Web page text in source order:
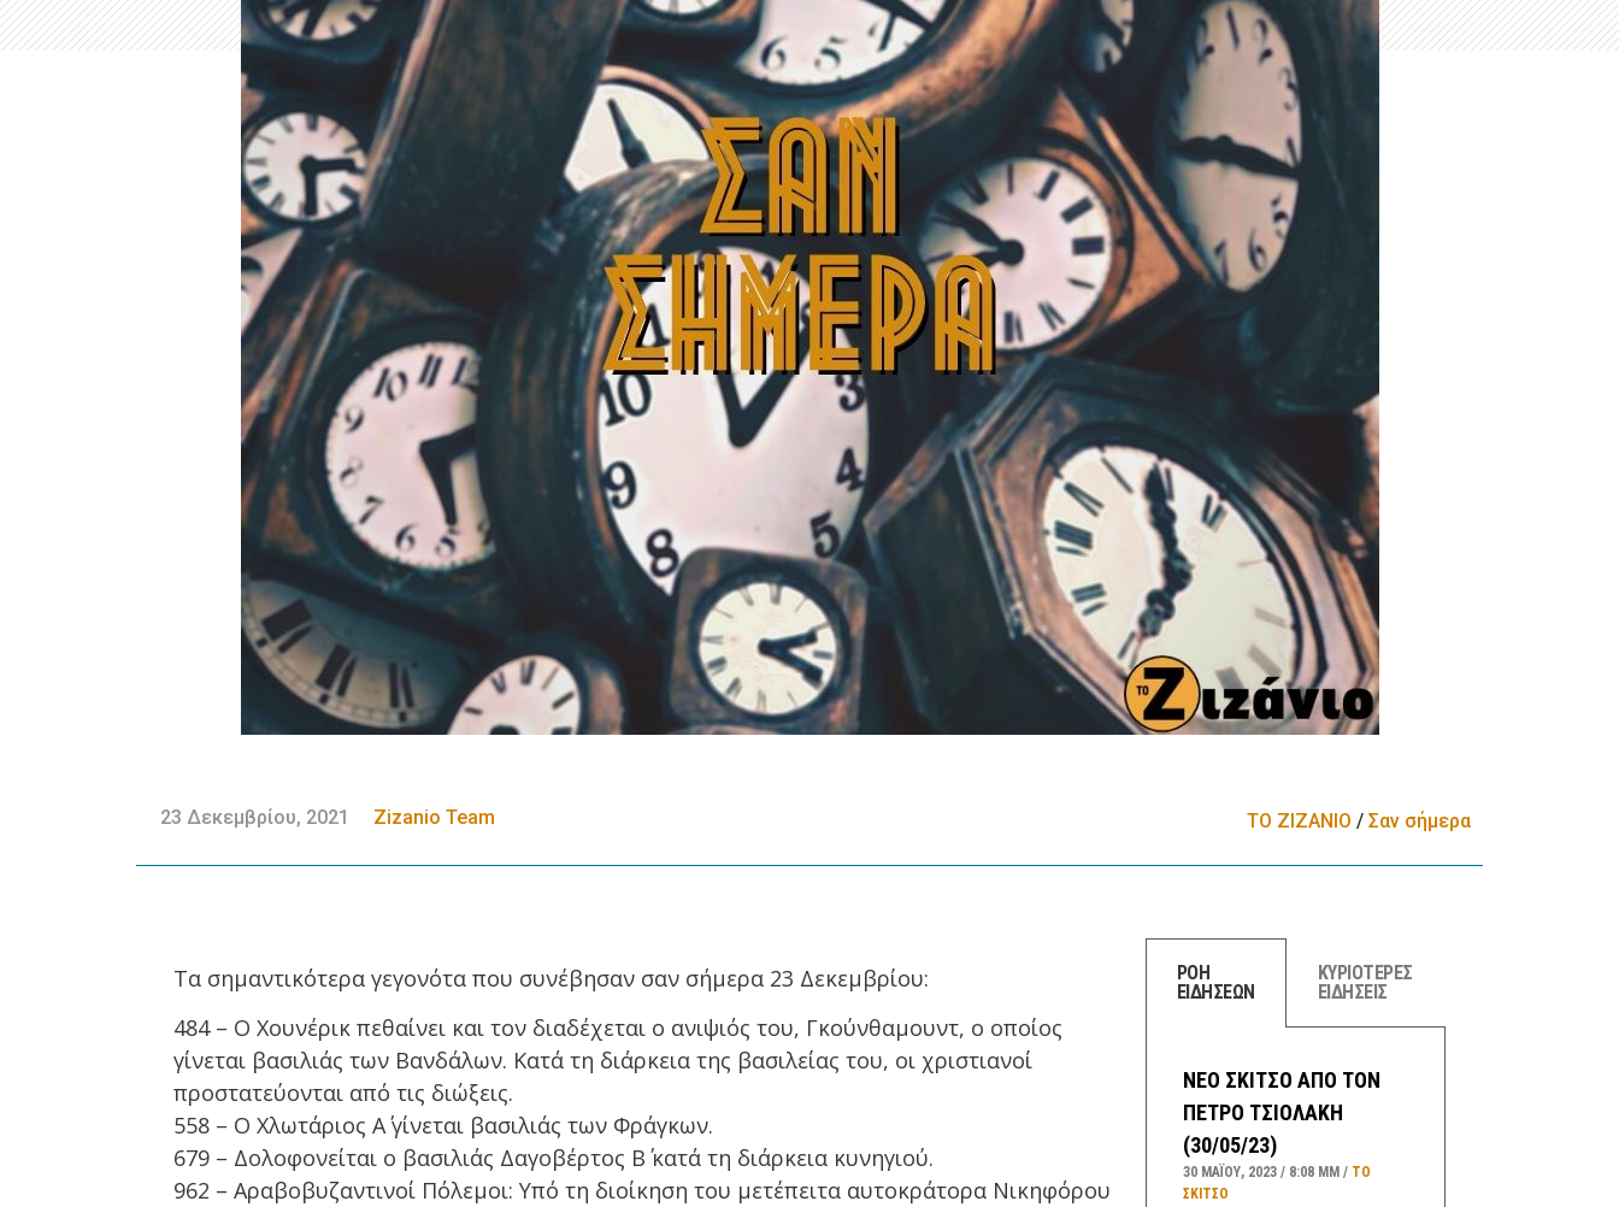
23 Δεκεμβρίου, 2021 Zizanio Team ΤΟ ΖΙΖΑΝΙΟ / Σαν σήμερα
Τα σημαντικότερα γεγονότα που συνέβησαν σαν σήμερα 23 Δεκεμβρίου:
484 – Ο Χουνέρικ πεθαίνει και τον διαδέχεται ο ανιψιός του, Γκούνθαμουντ, ο οποίος
γίνεται βασιλιάς των Βανδάλων. Κατά τη διάρκεια της βασιλείας του, οι χριστιανοί
προστατεύονται από τις διώξεις.
558 – Ο Χλωτάριος Α΄ γίνεται βασιλιάς των Φράγκων.
679 – Δολοφονείται ο βασιλιάς Δαγοβέρτος Β΄ κατά τη διάρκεια κυνηγιού.
962 – Αραβοβυζαντινοί Πόλεμοι: Υπό τη διοίκηση του μετέπειτα αυτοκράτορα Νικηφόρου
ΡΟΗ
ΕΙΔΗΣΕΩΝ
ΚΥΡΙΟΤΕΡΕΣ
ΕΙΔΗΣΕΙΣ
ΝΕΟ ΣΚΙΤΣΟ ΑΠΟ ΤΟΝ
ΠΕΤΡΟ ΤΣΙΟΛΑΚΗ
(30/05/23)
30 ΜΑΪ́ΟΥ, 2023 8:08 ΜΜ
ΤΟ
ΣΚΊΤΣΟ